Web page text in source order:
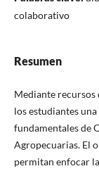
colaborativo
Resumen
Mediante recursos
los estudiantes
fundamentales de
Agropecuarias. El
permitan enfocar